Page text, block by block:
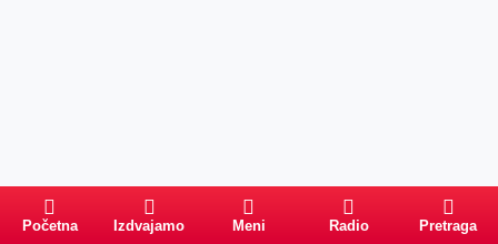
Početna Izdvajamo Meni Radio Pretraga